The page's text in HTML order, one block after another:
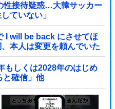
性接待疑惑…大韓サッカー
ていない」
I will be back にさせてほ
本人は変更を頼んでいた
もしくは2028年のはじめ
と確信」他